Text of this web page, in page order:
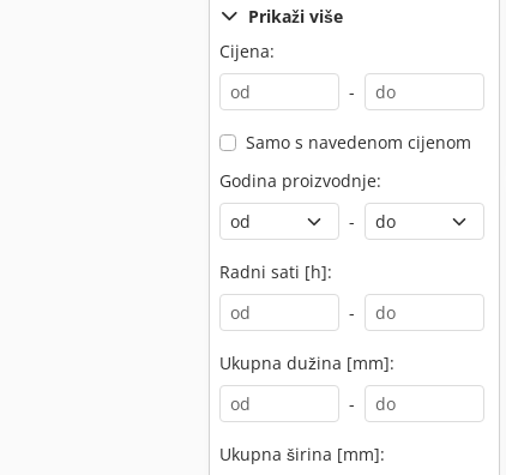
Prikaži više
Cijena:
-
Samo s navedenom cijenom
Godina proizvodnje:
-
Radni sati [h]:
-
Ukupna dužina [mm]:
-
Ukupna širina [mm]: